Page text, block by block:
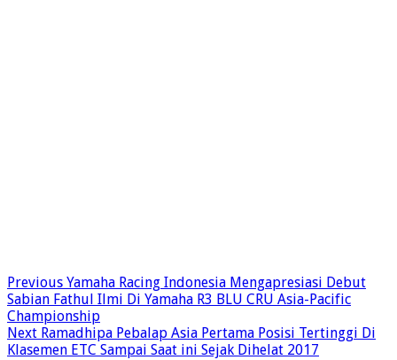
Previous Yamaha Racing Indonesia Mengapresiasi Debut
Sabian Fathul Ilmi Di Yamaha R3 BLU CRU Asia-Pacific
Championship
Next Ramadhipa Pebalap Asia Pertama Posisi Tertinggi Di
Klasemen ETC Sampai Saat ini Sejak Dihelat 2017